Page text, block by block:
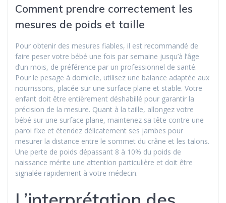
Comment prendre correctement les
mesures de poids et taille
Pour obtenir des mesures fiables, il est recommandé de
faire peser votre bébé une fois par semaine jusqu’à l’âge
d’un mois, de préférence par un professionnel de santé.
Pour le pesage à domicile, utilisez une balance adaptée aux
nourrissons, placée sur une surface plane et stable. Votre
enfant doit être entièrement déshabillé pour garantir la
précision de la mesure. Quant à la taille, allongez votre
bébé sur une surface plane, maintenez sa tête contre une
paroi fixe et étendez délicatement ses jambes pour
mesurer la distance entre le sommet du crâne et les talons.
Une perte de poids dépassant 8 à 10% du poids de
naissance mérite une attention particulière et doit être
signalée rapidement à votre médecin.